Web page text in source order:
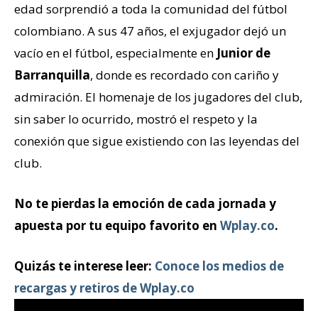
edad sorprendió a toda la comunidad del fútbol
colombiano. A sus 47 años, el exjugador dejó un
vacío en el fútbol, especialmente en Junior de
Barranquilla, donde es recordado con cariño y
admiración. El homenaje de los jugadores del club,
sin saber lo ocurrido, mostró el respeto y la
conexión que sigue existiendo con las leyendas del
club.
No te pierdas la emoción de cada jornada y
apuesta por tu equipo favorito en Wplay.co.
Quizás te interese leer: Conoce los medios de
recargas y retiros de Wplay.co